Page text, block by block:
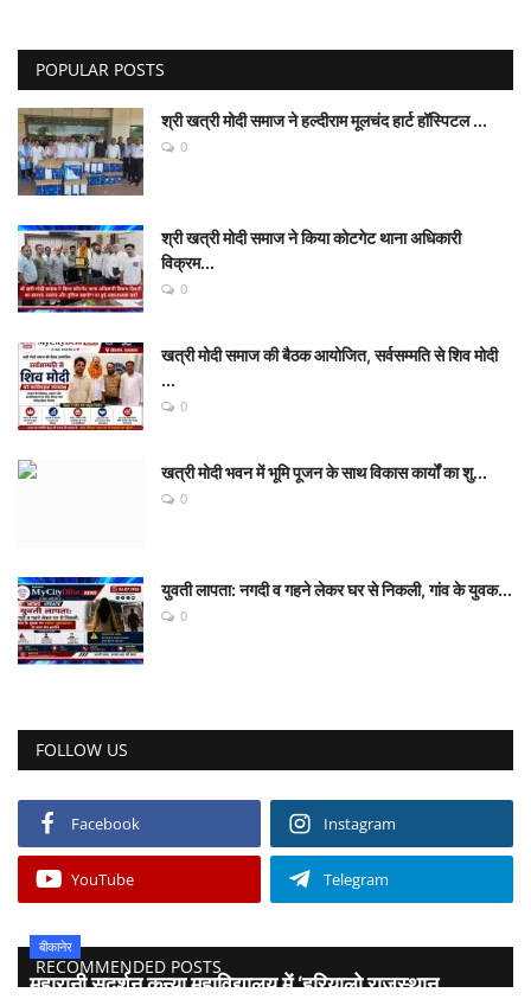
POPULAR POSTS
श्री खत्री मोदी समाज ने हल्दीराम मूलचंद हार्ट हॉस्पिटल ...
0
श्री खत्री मोदी समाज ने किया कोटगेट थाना अधिकारी
विक्रम...
0
खत्री मोदी समाज की बैठक आयोजित, सर्वसम्मति से शिव मोदी
...
0
खत्री मोदी भवन में भूमि पूजन के साथ विकास कार्यों का शु...
0
युवती लापता: नगदी व गहने लेकर घर से निकली, गांव के युवक...
0
FOLLOW US
Facebook Instagram
YouTube Telegram
RECOMMENDED POSTS
बीकानेर
महारानी सुदर्शन कन्या महाविद्यालय में ‘हरियालो राजस्थान...